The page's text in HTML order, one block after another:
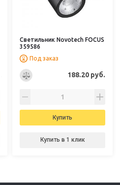
Светильник Novotech FOCUS
359586
Под заказ
188.20 руб.
Купить
Купить в 1 клик